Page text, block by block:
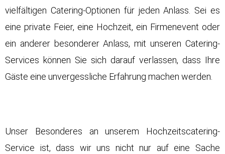
vielfältigen Catering-Optionen für jeden Anlass. Sei es
eine private Feier, eine Hochzeit, ein Firmenevent oder
ein anderer besonderer Anlass, mit unseren Catering-
Services können Sie sich darauf verlassen, dass Ihre
Gäste eine unvergessliche Erfahrung machen werden.
Unser Besonderes an unserem Hochzeitscatering-
Service ist, dass wir uns nicht nur auf eine Sache